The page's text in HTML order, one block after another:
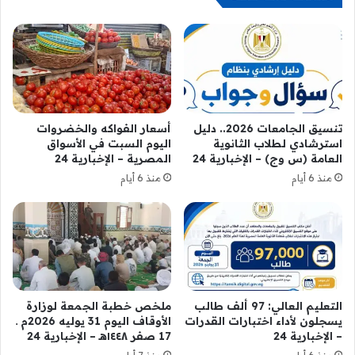
تنسيق الجامعات 2026.. دليل
استرشادي لطلاب الثانوية
العامة (س وج) – الإخبارية 24
منذ 6 أيام
أسعار الفواكه والخضروات
اليوم السبت في الأسواق
المصرية – الإخبارية 24
منذ 6 أيام
التعليم العالي: 97 ألف طالب
يسجلون لأداء اختبارات القدرات
– الإخبارية 24
ملخص خطبة الجمعة لوزارة
الأوقاف اليوم 31 يوليه 2026م ـ
17 صفر ١٤٤٨هـ – الإخبارية 24